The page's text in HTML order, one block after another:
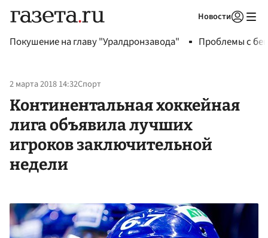
Новости
Покушение на главу "Уралдронзавода" Проблемы с
2 марта 2018 14:32Спорт
Континентальная хоккейная
лига объявила лучших
игроков заключительной
недели